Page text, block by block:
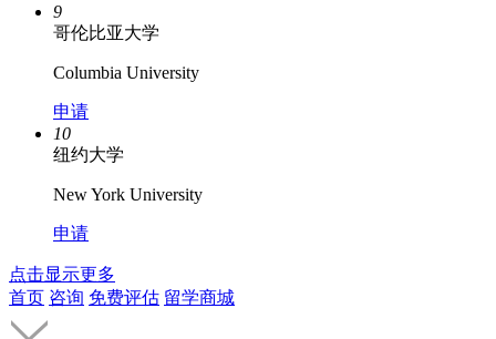
9
哥伦比亚大学
Columbia University
申请
10
纽约大学
New York University
申请
点击显示更多
首页 咨询 免费评估 留学商城